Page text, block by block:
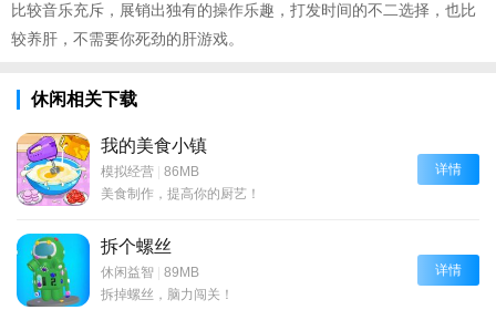
比较音乐充斥，展销出独有的操作乐趣，打发时间的不二选择，也比
较养肝，不需要你死劲的肝游戏。
休闲相关下载
我的美食小镇
模拟经营
86MB
美食制作，提高你的厨艺！
详情
拆个螺丝
休闲益智
89MB
拆掉螺丝，脑力闯关！
详情